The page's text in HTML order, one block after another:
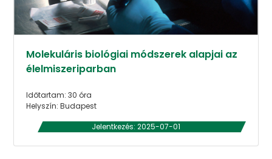
Molekuláris biológiai módszerek alapjai az
élelmiszeriparban
Időtartam: 30 óra
Helyszín: Budapest
Jelentkezés: 2025-07-01